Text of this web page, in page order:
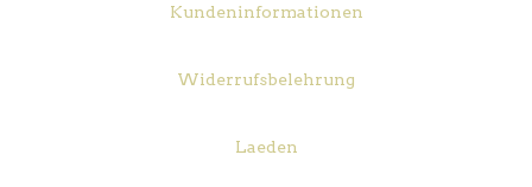
Kundeninformationen
Widerrufsbelehrung
Laeden